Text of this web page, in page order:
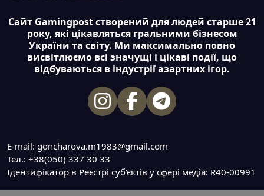
Сайт Gamingpost створений для людей старше 21
року, які цікавляться гральними бізнесом
України та світу. Ми максимально повно
висвітлюємо всі значущі і цікаві події, що
відбуваються в індустрії азартних ігор.
E-mail: goncharova.m1983@gmail.com
Тел.: +38(050) 337 30 33
Ідентифікатор в Реєстрі суб’єктів у сфері медіа: R40-00991